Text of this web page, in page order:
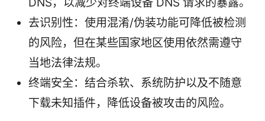
DNS，以减少对终端设备 DNS 请求的暴露。
去识别性：使用混淆/伪装功能可降低被检测
的风险，但在某些国家地区使用依然需遵守
当地法律法规。
终端安全：结合杀软、系统防护以及不随意
下载未知插件，降低设备被攻击的风险。